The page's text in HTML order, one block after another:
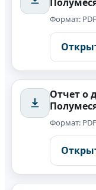
Формат:
Отчет о
Формат: PDF